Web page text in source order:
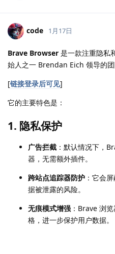
code 1月17日
Brave Browser 是一款注重隐私
始人之一 Brendan Eich 领导的团
[链接登录后可见]
它的主要特色是：
1. 隐私保护
广告拦截 ：默认情况下，
器，无需额外插件。
跨站点追踪器防护 ：它会
据被泄露的风险。
无痕模式增强 ：Brave 浏
格，进一步保护用户数据。